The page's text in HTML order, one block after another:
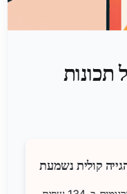
תכונות
קולית נשמעת